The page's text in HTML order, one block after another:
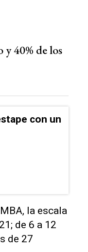
y 40% de los
con un
la escala
de 6 a 12
de 27